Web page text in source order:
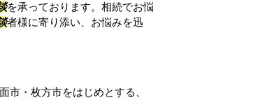
を承っております。相続でお悩
者様に寄り添い、お悩みを迅
市・枚方市をはじめとする、